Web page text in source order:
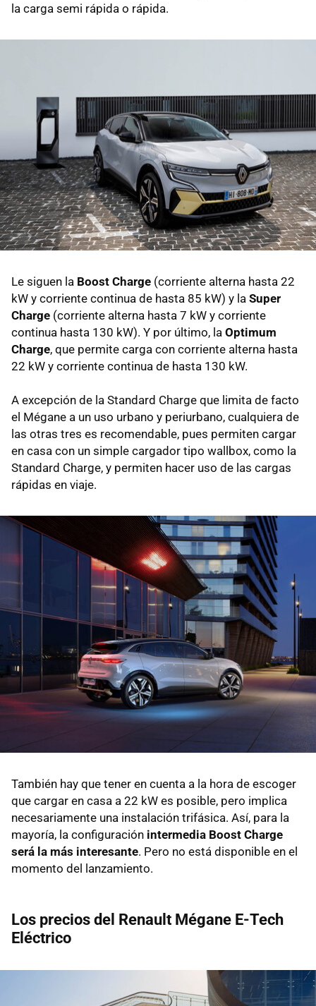
la carga semi rápida o rápida.
Le siguen la Boost Charge (corriente alterna hasta 22
kW y corriente continua de hasta 85 kW) y la Super
Charge (corriente alterna hasta 7 kW y corriente
continua hasta 130 kW). Y por último, la Optimum
Charge, que permite carga con corriente alterna hasta
22 kW y corriente continua de hasta 130 kW.
A excepción de la Standard Charge que limita de facto
el Mégane a un uso urbano y periurbano, cualquiera de
las otras tres es recomendable, pues permiten cargar
en casa con un simple cargador tipo wallbox, como la
Standard Charge, y permiten hacer uso de las cargas
rápidas en viaje.
También hay que tener en cuenta a la hora de escoger
que cargar en casa a 22 kW es posible, pero implica
necesariamente una instalación trifásica. Así, para la
mayoría, la configuración intermedia Boost Charge
será la más interesante. Pero no está disponible en el
momento del lanzamiento.
Los precios del Renault Mégane E-Tech
Eléctrico